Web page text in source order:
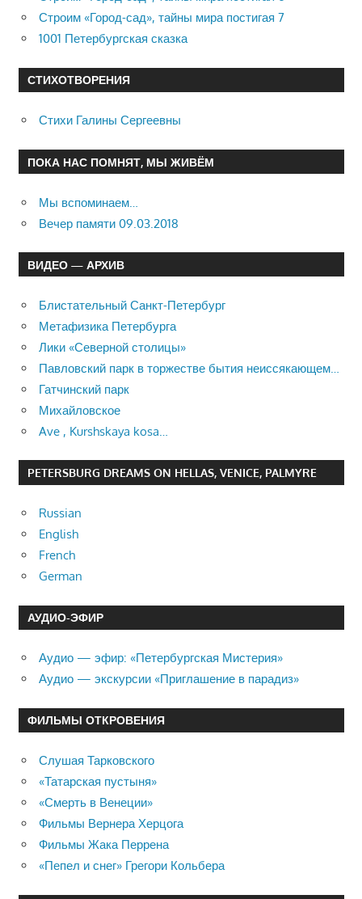
Строим «Город-сад», тайны мира постигая 7
1001 Петербургская сказка
СТИХОТВОРЕНИЯ
Стихи Галины Сергеевны
ПОКА НАС ПОМНЯТ, МЫ ЖИВЁМ
Мы вспоминаем…
Вечер памяти 09.03.2018
ВИДЕО — АРХИВ
Блистательный Санкт-Петербург
Метафизика Петербурга
Лики «Северной столицы»
Павловский парк в торжестве бытия неиссякающем…
Гатчинский парк
Михайловское
Ave , Kurshskaya kosa…
PETERSBURG DREAMS ON HELLAS, VENICE, PALMYRE
Russian
English
French
German
АУДИО-ЭФИР
Аудио — эфир: «Петербургская Мистерия»
Аудио — экскурсии «Приглашение в парадиз»
ФИЛЬМЫ ОТКРОВЕНИЯ
Слушая Тарковского
«Татарская пустыня»
«Смерть в Венеции»
Фильмы Вернера Херцога
Фильмы Жака Перрена
«Пепел и снег» Грегори Кольбера